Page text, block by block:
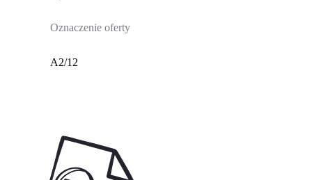
Oznaczenie oferty
A2/12